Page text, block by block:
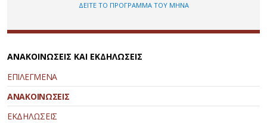
ΔΕΙΤΕ ΤΟ ΠΡΟΓΡΑΜΜΑ ΤΟΥ ΜΗΝΑ
ΑΝΑΚΟΙΝΩΣΕΙΣ ΚΑΙ ΕΚΔΗΛΩΣΕΙΣ
ΕΠΙΛΕΓΜΕΝΑ
ΑΝΑΚΟΙΝΩΣΕΙΣ
ΕΚΔΗΛΩΣΕΙΣ